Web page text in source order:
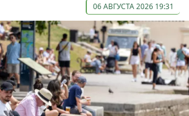
06 АВГУСТА 2026 19:31